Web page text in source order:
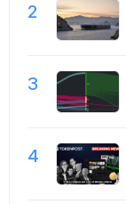
2
3
4